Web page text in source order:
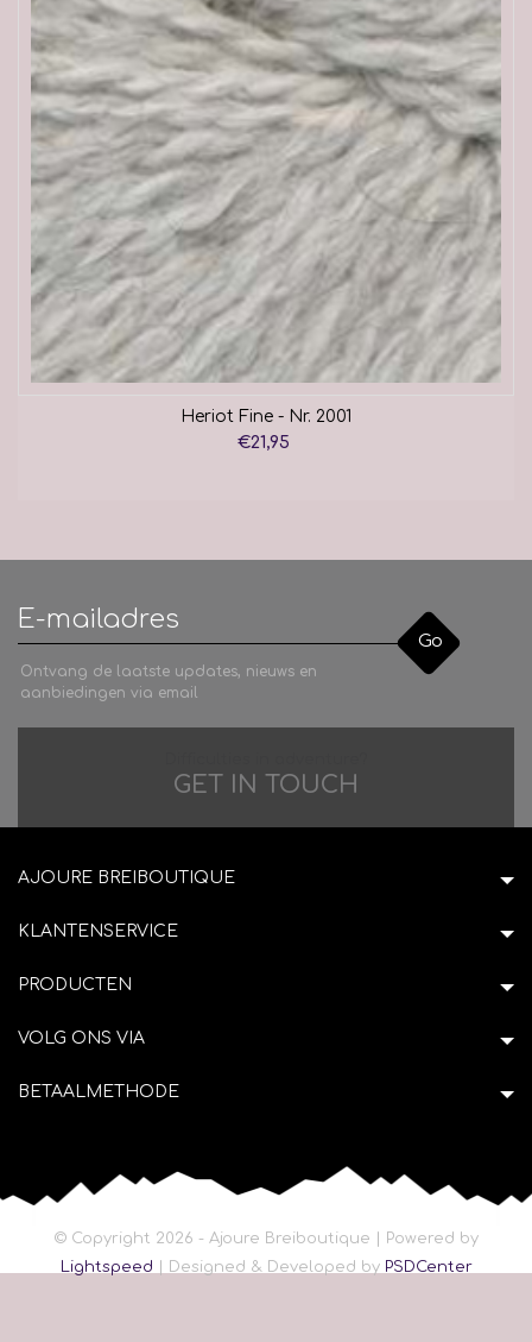
Heriot Fine - Nr. 2001
€21,95
Go
Ontvang de laatste updates, nieuws en
aanbiedingen via email
GET IN TOUCH
AJOURE BREIBOUTIQUE
KLANTENSERVICE
PRODUCTEN
VOLG ONS VIA
BETAALMETHODE
© Copyright 2026 - Ajoure Breiboutique | Powered by
Lightspeed | Designed & Developed by PSDCenter